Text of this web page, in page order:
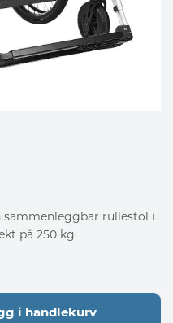
sammenleggbar rullestol i
på 250 kg.
i handlekurv